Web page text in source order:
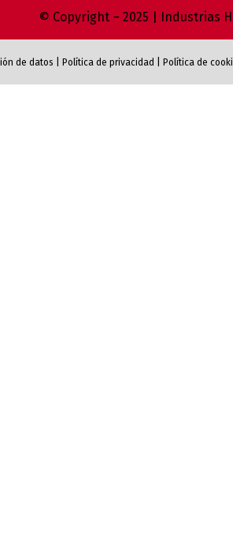
© Copyright – 2025 | Industrias
de datos Política de privacidad Política de